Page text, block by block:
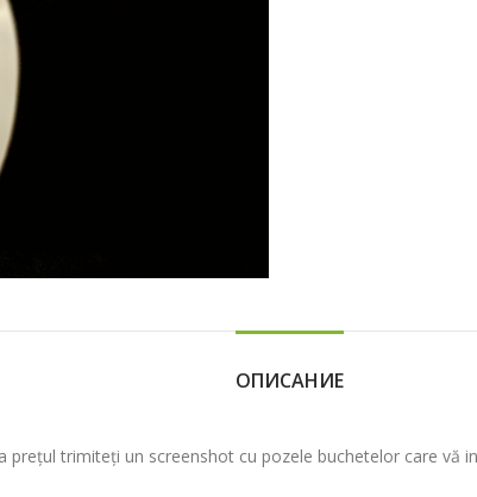
ОПИСАНИЕ
trimiteți un screenshot cu pozele buchetelor care vă